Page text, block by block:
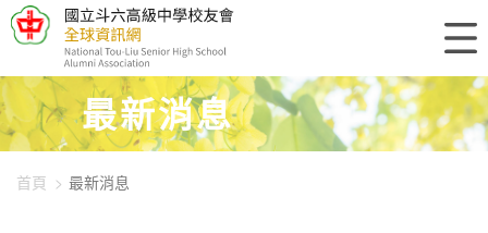
448-3403
最新消息
首頁 最新消息